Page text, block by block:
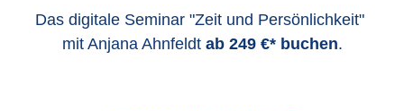
Das digitale Seminar "Zeit und Persönlichkeit"
mit Anjana Ahnfeldt ab 249 €* buchen.